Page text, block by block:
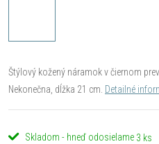
Štýlový kožený náramok v čiernom
Nekonečna, dĺžka 21 cm. Detailné
Skladom - hneď odosielame 3 ks